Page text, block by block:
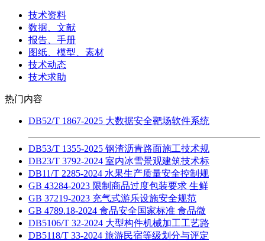
技术资料
数据、文献
报告、手册
图纸、模型、素材
技术动态
技术求助
热门内容
DB52/T 1867-2025 大数据安全靶场软件系统
DB53/T 1355-2025 钢渣沥青路面施工技术规
DB23/T 3792-2024 室内冰雪景观建筑技术标
DB11/T 2285-2024 水果生产质量安全控制规
GB 43284-2023 限制商品过度包装要求 生鲜
GB 37219-2023 充气式游乐设施安全规范
GB 4789.18-2024 食品安全国家标准 食品微
DB5106/T 32-2024 大型构件机械加工工艺路
DB5118/T 33-2024 旅游民宿等级划分与评定